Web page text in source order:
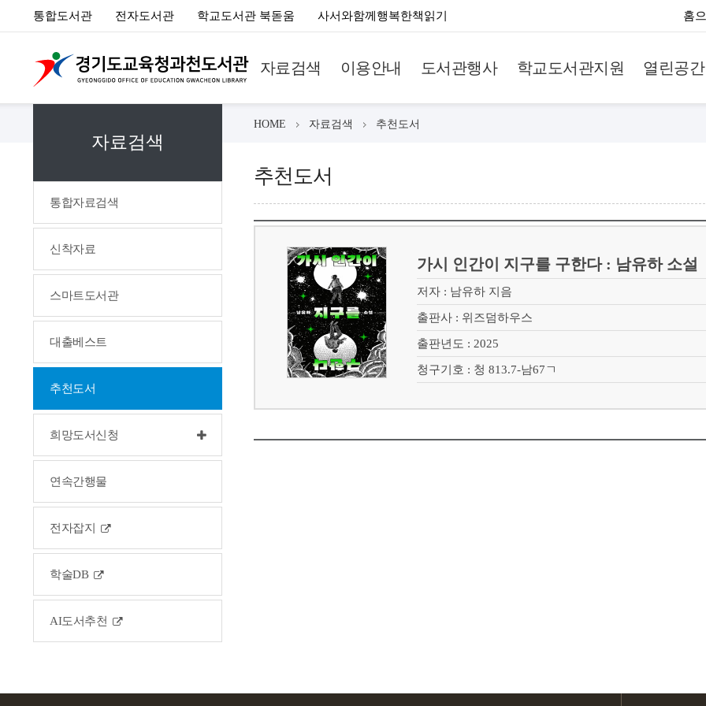
통합도서관 전자도서관 학교도서관 북돋움 사서와함께행복한책읽기 홈
자료검색 이용안내 도서관행사 학교도서관지원 열린공간
HOME 자료검색 추천도서
자료검색
통합자료검색
신착자료
스마트도서관
대출베스트
추천도서
희망도서신청
연속간행물
전자잡지
학술DB
AI도서추천
추천도서
가시 인간이 지구를 구한다 : 남유하 소설
저자 : 남유하 지음
출판사 : 위즈덤하우스
출판년도 : 2025
청구기호 : 청 813.7-남67ㄱ